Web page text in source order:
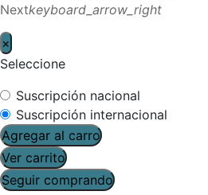
Nextkeyboard_arrow_right
×
Seleccione
Suscripción nacional
Suscripción internacional
Agregar al carro
Ver carrito
Seguir comprando